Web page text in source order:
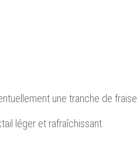
une tranche de fraise.
léger et rafraîchissant.